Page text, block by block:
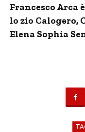
Francesco Arca
lo zio Calogero,
Elena Sophia